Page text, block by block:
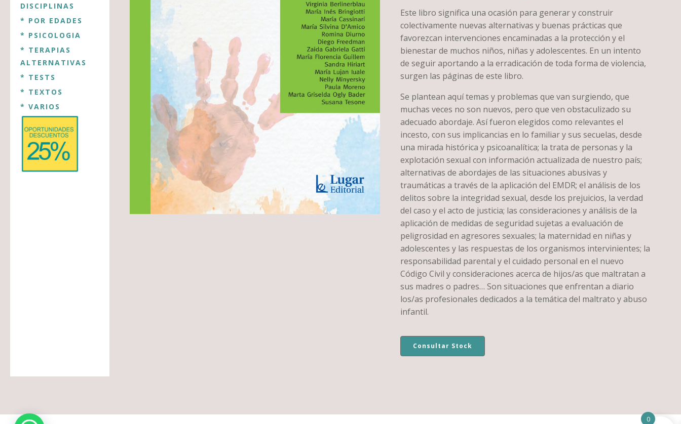
DISCIPLINAS
* POR EDADES
* PSICOLOGIA
* TERAPIAS
ALTERNATIVAS
* TESTS
* TEXTOS
* VARIOS
Este libro significa una ocasión para generar y construir
colectivamente nuevas alternativas y buenas prácticas que
favorezcan intervenciones encaminadas a la protección y el
bienestar de muchos niños, niñas y adolescentes. En un intento
de seguir aportando a la erradicación de toda forma de violencia,
surgen las páginas de este libro.
Se plantean aquí temas y problemas que van surgiendo, que
muchas veces no son nuevos, pero que ven obstaculizado su
adecuado abordaje. Así fueron elegidos como relevantes el
incesto, con sus implicancias en lo familiar y sus secuelas, desde
una mirada histórica y psicoanalítica; la trata de personas y la
explotación sexual con información actualizada de nuestro país;
alternativas de abordajes de las situaciones abusivas y
traumáticas a través de la aplicación del EMDR; el análisis de los
delitos sobre la integridad sexual, desde los prejuicios, la verdad
del caso y el acto de justicia; las consideraciones y análisis de la
aplicación de medidas de seguridad sujetas a evaluación de
peligrosidad en agresores sexuales; la maternidad en niñas y
adolescentes y las respuestas de los organismos intervinientes; la
responsabilidad parental y el cuidado personal en el nuevo
Código Civil y consideraciones acerca de hijos/as que maltratan a
sus madres o padres… Son situaciones que enfrentan a diario
los/as profesionales dedicados a la temática del maltrato y abuso
infantil.
Consultar Stock
0